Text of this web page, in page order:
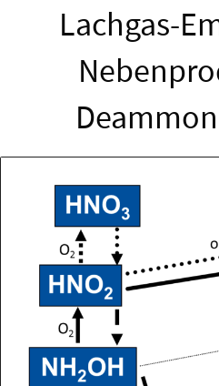
Lachgas-